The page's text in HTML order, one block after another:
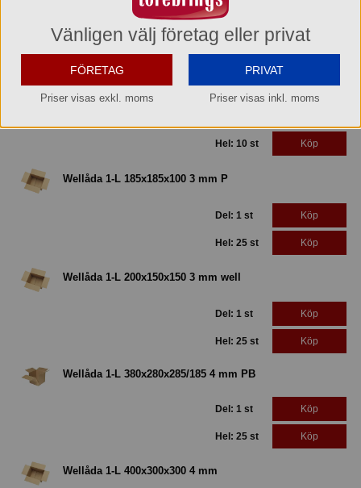
0.001 m3/st, 0.025 m3/förp
Relaterade produkter
Hel: 10 st Köp
Wellåda 1-L 185x185x100 3 mm P
Del: 1 st Köp
Hel: 25 st Köp
Wellåda 1-L 200x150x150 3 mm well
Del: 1 st Köp
Hel: 25 st Köp
Wellåda 1-L 380x280x285/185 4 mm PB
Del: 1 st Köp
Hel: 25 st Köp
Wellåda 1-L 400x300x300 4 mm
Vänligen välj företag eller privat
FÖRETAG
Priser visas exkl. moms
PRIVAT
Priser visas inkl. moms